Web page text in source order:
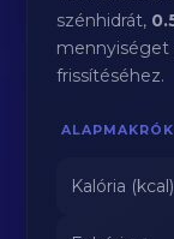
szénhidrát,
mennyiséget
frissítéséhez.
ALAPMAKRÓK
Kalória (kcal)